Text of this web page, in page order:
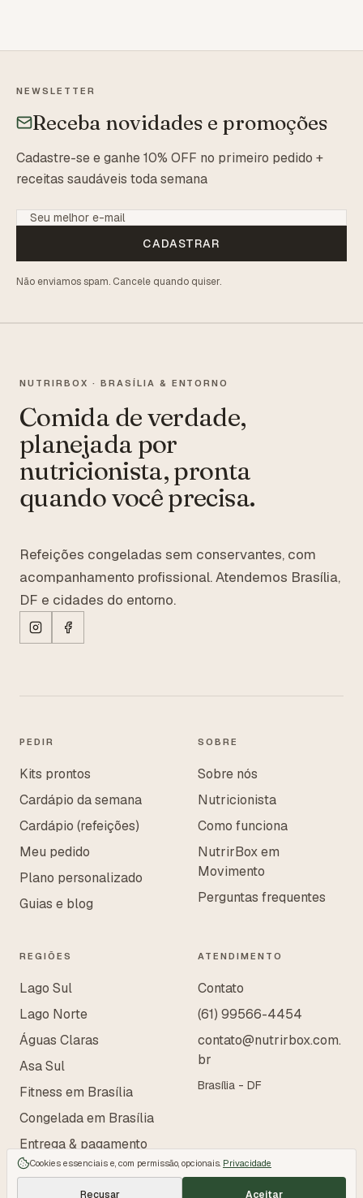
NEWSLETTER
Receba novidades e promoções
Cadastre-se e ganhe 10% OFF no primeiro pedido +
receitas saudáveis toda semana
CADASTRAR
Não enviamos spam. Cancele quando quiser.
NUTRIRBOX · BRASÍLIA & ENTORNO
Comida de verdade,
planejada por
nutricionista, pronta
quando você precisa.
Refeições congeladas sem conservantes, com
acompanhamento profissional. Atendemos Brasília,
DF e cidades do entorno.
PEDIR
Kits prontos
Cardápio da semana
Cardápio (refeições)
Meu pedido
Plano personalizado
Guias e blog
SOBRE
Sobre nós
Nutricionista
Como funciona
NutrirBox em
Movimento
Perguntas frequentes
REGIÕES
Lago Sul
Lago Norte
Águas Claras
Asa Sul
Fitness em Brasília
Congelada em Brasília
Entrega & pagamento
ATENDIMENTO
Contato
(61) 99566-4454
contato@nutrirbox.com.
br
Brasília - DF
Cookies essenciais e, com permissão, opcionais. Privacidade
Recusar Aceitar